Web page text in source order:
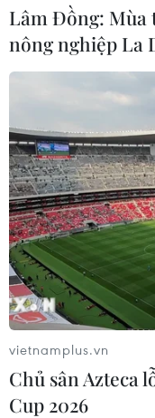
Yêu cầu tăng
chống bệnh
01/08/2022 11:46
Ủy ban Nhân dân
dịch ngay tại các
sớm, điều trị kịp
trường hợp tử vong.
Lâm Đồng: Mùa
nông nghiệp La
vietnamplus.vn
Chủ sân Azteca
Cup 2026